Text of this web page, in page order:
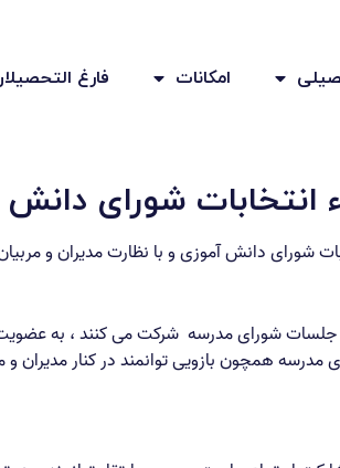
امکانات فارغ
انتخابات شورای
شورای دانش آموزی و با نظارت مدیران و
جلسات شورای مدرسه شرکت می کنند ، به
مدرسه همچون بازویی توانمند در کنار